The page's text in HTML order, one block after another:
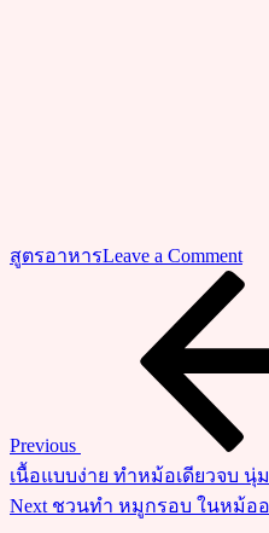
สูตรอาหารLeave a Commenton
ชวน
ก้
แบ
Previous
เนื้อแบบง่าย ทำหม้อเดียวจบ
Next
Post
Next ชวนทำ หมูกรอบ ในหม้อ